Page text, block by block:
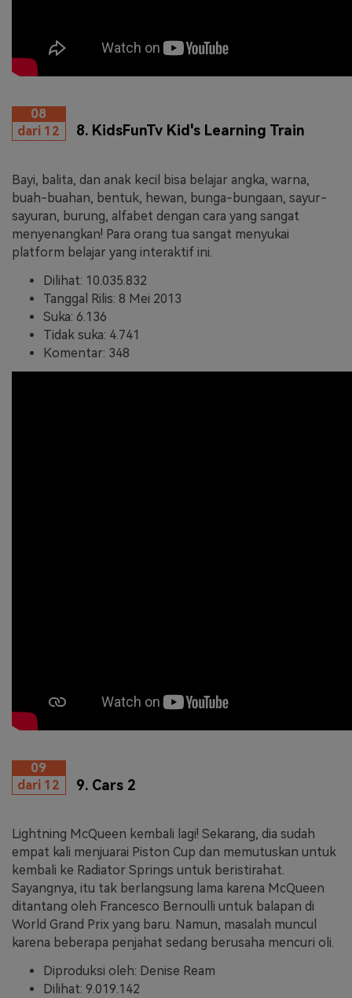
08
dari 12
8. KidsFunTv Kid's Learning Train
Bayi, balita, dan anak kecil bisa belajar angka, warna,
buah-buahan, bentuk, hewan, bunga-bungaan, sayur-
sayuran, burung, alfabet dengan cara yang sangat
menyenangkan! Para orang tua sangat menyukai
platform belajar yang interaktif ini.
Dilihat: 10.035.832
Tanggal Rilis: 8 Mei 2013
Suka: 6.136
Tidak suka: 4.741
Komentar: 348
09
dari 12
9. Cars 2
Lightning McQueen kembali lagi! Sekarang, dia sudah
empat kali menjuarai Piston Cup dan memutuskan untuk
kembali ke Radiator Springs untuk beristirahat.
Sayangnya, itu tak berlangsung lama karena McQueen
ditantang oleh Francesco Bernoulli untuk balapan di
World Grand Prix yang baru. Namun, masalah muncul
karena beberapa penjahat sedang berusaha mencuri oli.
Diproduksi oleh: Denise Ream
Dilihat: 9.019.142